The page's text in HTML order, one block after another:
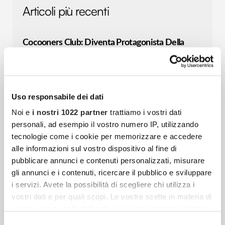
Uso responsabile dei dati
Noi e i nostri 1022 partner trattiamo i vostri dati
personali, ad esempio il vostro numero IP, utilizzando
tecnologie come i cookie per memorizzare e accedere
alle informazioni sul vostro dispositivo al fine di
pubblicare annunci e contenuti personalizzati, misurare
gli annunci e i contenuti, ricercare il pubblico e sviluppare
i servizi. Avete la possibilità di scegliere chi utilizza i
vostri dati e per quali scopi. Le vostre scelte in materia di
Articoli più recenti
Cocooners Club: Diventa Protagonista Della
Community Che Sta Cambiando Il Modo Di
community, in cui non basta più crescere:
bisogna fare un passo in avanti. Cocooners
è nata con un’idea
Stai Pensando Di Comprare Un Nuovo Tappeto?
Ecco Cosa Tenere A Mente
La casa è uno degli ambienti a cui teniamo
di più, quello che ci ristora dalla stanchezza